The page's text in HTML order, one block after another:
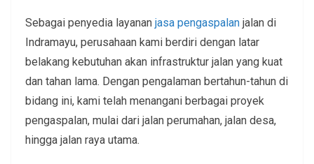
Sebagai penyedia layanan jasa pengaspalan jalan di
Indramayu, perusahaan kami berdiri dengan latar
belakang kebutuhan akan infrastruktur jalan yang kuat
dan tahan lama. Dengan pengalaman bertahun-tahun di
bidang ini, kami telah menangani berbagai proyek
pengaspalan, mulai dari jalan perumahan, jalan desa,
hingga jalan raya utama.